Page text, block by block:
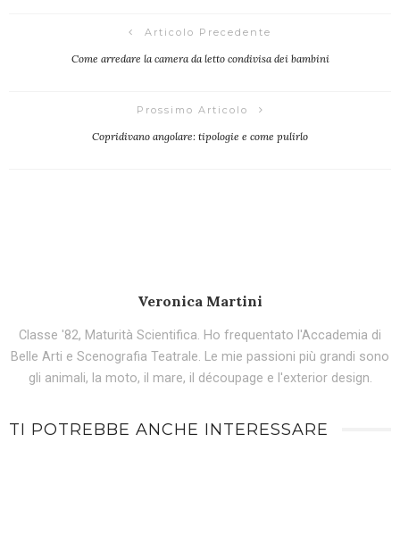
Articolo Precedente
Come arredare la camera da letto condivisa dei bambini
Prossimo Articolo
Copridivano angolare: tipologie e come pulirlo
Veronica Martini
Classe '82, Maturità Scientifica. Ho frequentato l'Accademia di
Belle Arti e Scenografia Teatrale. Le mie passioni più grandi sono
gli animali, la moto, il mare, il découpage e l'exterior design.
TI POTREBBE ANCHE INTERESSARE